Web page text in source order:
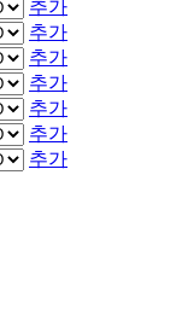
추가
추가
추가
추가
추가
추가
추가